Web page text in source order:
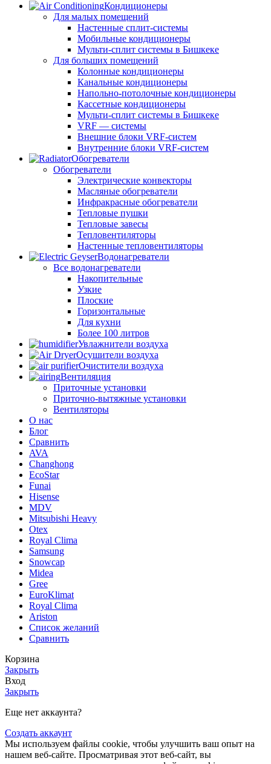
Кондиционеры
Для малых помещений
Настенные сплит-системы
Мобильные кондиционеры
Мульти-сплит системы в Бишкеке
Для больших помещений
Колонные кондиционеры
Канальные кондиционеры
Напольно-потолочные кондиционеры
Кассетные кондиционеры
Мульти-сплит системы в Бишкеке
VRF — системы
Внешние блоки VRF-систем
Внутренние блоки VRF-систем
Обогреватели
Обогреватели
Электрические конвекторы
Масляные обогреватели
Инфракрасные обогреватели
Тепловые пушки
Тепловые завесы
Тепловентиляторы
Настенные тепловентиляторы
Водонагреватели
Все водонагреватели
Накопительные
Узкие
Плоские
Горизонтальные
Для кухни
Более 100 литров
Увлажнители воздуха
Осушители воздуха
Очистители воздуха
Вентиляция
Приточные установки
Приточно-вытяжные установки
Вентиляторы
О нас
Блог
Сравнить
AVA
Changhong
EcoStar
Funai
Hisense
MDV
Mitsubishi Heavy
Otex
Royal Clima
Samsung
Snowcap
Midea
Gree
EuroKlimat
Royal Clima
Ariston
Список желаний
Сравнить
Корзина
Закрыть
Вход
Закрыть
Еще нет аккаунта?
Создать аккаунт
Мы используем файлы cookie, чтобы улучшить ваш опыт на
нашем веб-сайте. Просматривая этот веб-сайт, вы